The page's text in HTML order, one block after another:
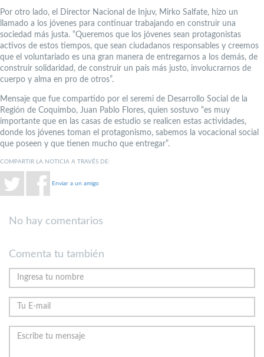
Por otro lado, el Director Nacional de Injuv, Mirko Salfate, hizo un
llamado a los jóvenes para continuar trabajando en construir una
sociedad más justa. “Queremos que los jóvenes sean protagonistas
activos de estos tiempos, que sean ciudadanos responsables y creemos
que el voluntariado es una gran manera de entregarnos a los demás, de
construir solidaridad, de construir un país más justo, involucrarnos de
cuerpo y alma en pro de otros”.
Mensaje que fue compartido por el seremi de Desarrollo Social de la
Región de Coquimbo, Juan Pablo Flores, quien sostuvo “es muy
importante que en las casas de estudio se realicen estas actividades,
donde los jóvenes toman el protagonismo, sabemos la vocacional social
que poseen y que tienen mucho que entregar”.
COMPARTIR LA NOTICIA A TRAVÉS DE:
Enviar a un amigo
No hay comentarios
Comenta tu también